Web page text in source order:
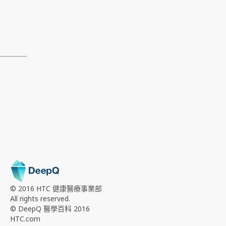
© 2016 HTC 健康醫療事業部
All rights reserved.
© DeepQ 醫學百科 2016
HTC.com